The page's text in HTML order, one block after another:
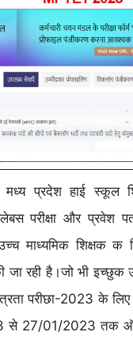
प्रदेश हाई स्कूल
परीक्षा और प्रवेश
माध्यमिक शिक्षक क
रही है।जो भी इच्छुक
परीछा-2023 के
से 27/01/2023 तक